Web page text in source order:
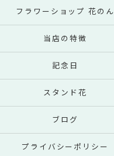
フラワーショップ 花のん
当店の特徴
記念日
スタンド花
ブログ
プライバシーポリシー